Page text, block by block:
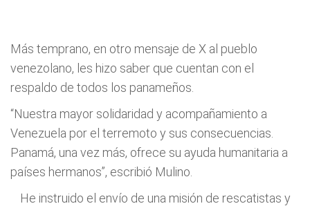
Más temprano, en otro mensaje de X al pueblo
venezolano, les hizo saber que cuentan con el
respaldo de todos los panameños.
“Nuestra mayor solidaridad y acompañamiento a
Venezuela por el terremoto y sus consecuencias.
Panamá, una vez más, ofrece su ayuda humanitaria a
países hermanos”, escribió Mulino.
He instruido el envío de una misión de rescatistas y